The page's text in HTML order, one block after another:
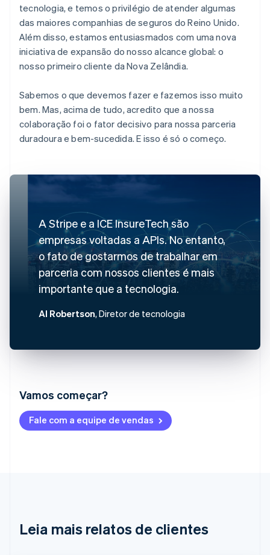
Vamos começar?
Fale com a equipe de vendas
tecnologia, e temos o privilégio de atender algumas
das maiores companhias de seguros do Reino Unido.
Além disso, estamos entusiasmados com uma nova
iniciativa de expansão do nosso alcance global: o
nosso primeiro cliente da Nova Zelândia.
Sabemos o que devemos fazer e fazemos isso muito
bem. Mas, acima de tudo, acredito que a nossa
colaboração foi o fator decisivo para nossa parceria
duradoura e bem-sucedida. E isso é só o começo.
A Stripe e a ICE InsureTech são
empresas voltadas a APIs. No entanto,
o fato de gostarmos de trabalhar em
parceria com nossos clientes é mais
importante que a tecnologia.
Al Robertson, Diretor de tecnologia
Leia mais relatos de clientes
DeutschEnglish
Austrália
Bulgária